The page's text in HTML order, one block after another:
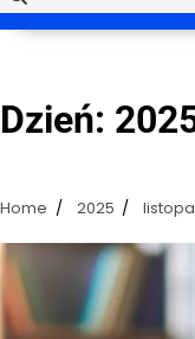
Dzień:
Home 2025